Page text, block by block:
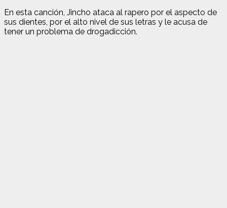
En esta canción, Jincho ataca al rapero por el aspecto de
sus dientes, por el alto nivel de sus letras y le acusa de
tener un problema de drogadicción.